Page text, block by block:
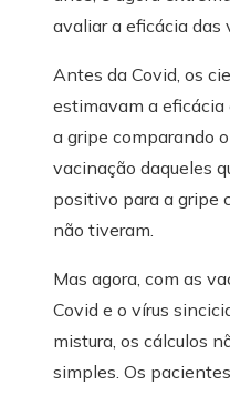
avaliar a eficácia das
Antes da Covid, os
estimavam a
a gripe comparando
vacinação daqueles
positivo para a gripe
não tiveram.
Mas agora, com as
Covid e o vírus
mistura, os cálculos
simples. Os